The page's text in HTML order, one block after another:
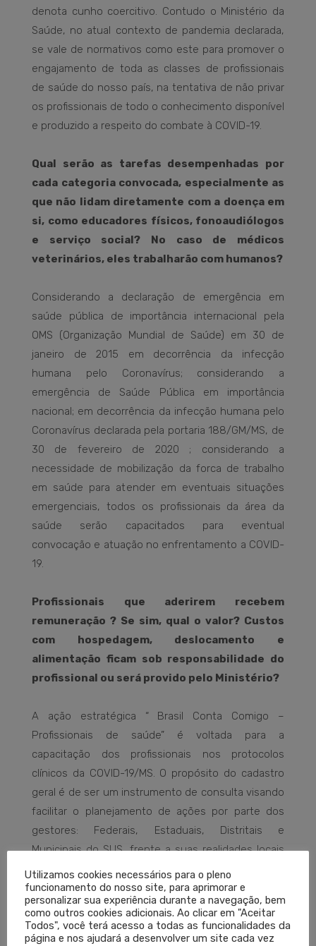
denota cunho coercitivo. Contudo o Ministério da
Saúde, no atual contexto de pandemia declarada,
se vale de normativos como este para promover o
engajamento de toda as classes de profissionais
de saúde do nosso país, na tentativa de não privar
os profissionais de todo o conhecimento disponível
e produzido a respeito do combate à COVID-19.
Qual serão as tarefas desempenhadas por
cada categoria convocada, especialmente as
que não lidam diretamente com a doença em
si, como educadores físicos, fonoaudiólogos
e serviço social? No caso de médicos
veterinários, eles trabalharão com humanos?
Considerando a declaração de emergência em
saúde pública de importância internacional pela
OMS (Organização Mundial de Saúde) em 30 de
janeiro de 2015 em decorrência da infecção
humana pelo Coronavírus; considerando a
emergência de Saúde Pública em importância
nacional; em decorrência da infecção humana pelo
Coronavírus declarada pela portaria 188/GM/MS, de
30 de fevereiro de 2020 ; considerando a
necessidade de mobilização da forca de trabalho
em saúde para atender em eventuais situações
emergenciais, todos os profissionais da área da
saúde serão capacitados para eventual
convocação e atuação no enfrentamento a COVID-
19.
Profissionais que aderirem recebem
remuneração ? Se sim, qual o valor? Custos
com hospedagem, deslocamento e
alimentação ficam sob responsabilidade do
profissional ou será provido pelo Ministério?
A ação estratégica “ Brasil Conta Comigo –
Profissionais de saúde” é voltada para a
capacitação dos profissionais nos protocolos
clínicos da COVID-19/MS. O propósito do cadastro
geral é de ser um instrumento de consulta visando
facilitar o planejamento de ações por parte dos
gestores: Federais, Estaduais, Distritais e
Municipais do SUS, frente a suas realidades locais
de enfrentamento à propagação do Coronavírus.
Neste sentido, eventual ação de recrutamento de
profissionais caberá aos gestores.
Utilizamos cookies necessários para o pleno
funcionamento do nosso site, para aprimorar e
personalizar sua experiência durante a navegação, bem
como outros cookies adicionais. Ao clicar em "Aceitar
Todos", você terá acesso a todas as funcionalidades da
página e nos ajudará a desenvolver um site cada vez